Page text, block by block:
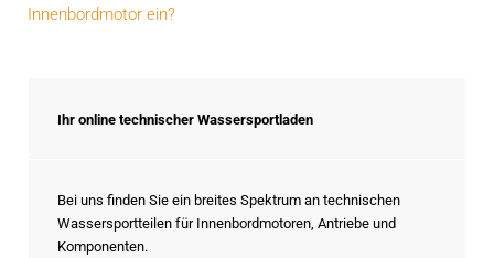
Innenbordmotor ein?
Ihr online technischer Wassersportladen
Bei uns finden Sie ein breites Spektrum an technischen
Wassersportteilen für Innenbordmotoren, Antriebe und
Komponenten.